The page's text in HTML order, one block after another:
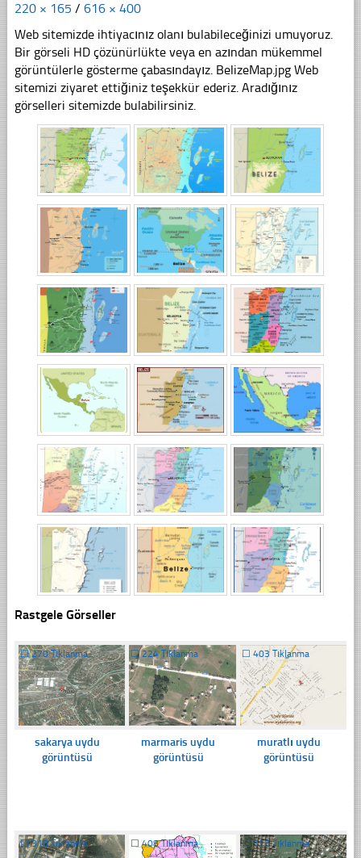
220 × 165 / 616 × 400
Web sitemizde ihtiyacınız olanı bulabileceğinizi umuyoruz.
Bir görseli HD çözünürlükte veya en azından mükemmel
görüntülerle gösterme çabasındayız. BelizeMap.jpg Web
sitemizi ziyaret ettiğiniz teşekkür ederiz. Aradığınız
görselleri sitemizde bulabilirsiniz.
Rastgele Görseller
☐270 Tıklanma
sakarya uydu
görüntüsü
☐224 Tıklanma
marmaris uydu
görüntüsü
☐ 403 Tıklanma
muratlı uydu
görüntüsü
☐310 Tıklanma ☐408 Tıklanma ☐313 Tıklanma